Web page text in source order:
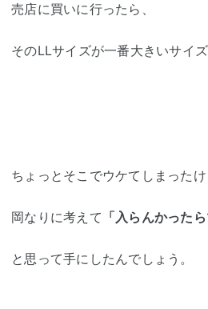
売店に買いに行ったら、
そのLLサイズが一番大きいサイ
ちょっとそこでウケてしまったけ
岡なりに考えて 「入らんかったら
と思って手にしたんでしょう。